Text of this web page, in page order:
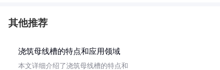
其他推荐
浇筑母线槽的特点和应用领域
本文详细介绍了浇筑母线槽的特点和